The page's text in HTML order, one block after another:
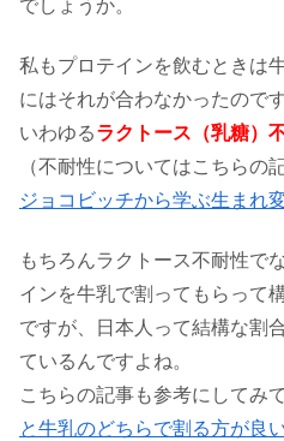
でしょうか。
私もプロテインを飲むときは
にはそれが合わなかったのです
いわゆるラクトース（乳糖）
（不耐性についてはこちらの
ジョコビッチから学ぶ生まれ
もちろんラクトース不耐性で
インを牛乳で割ってもらって
ですが、日本人って結構な割
ているんですよね。
こちらの記事も参考にしてみ
と牛乳のどちらで割る方が良